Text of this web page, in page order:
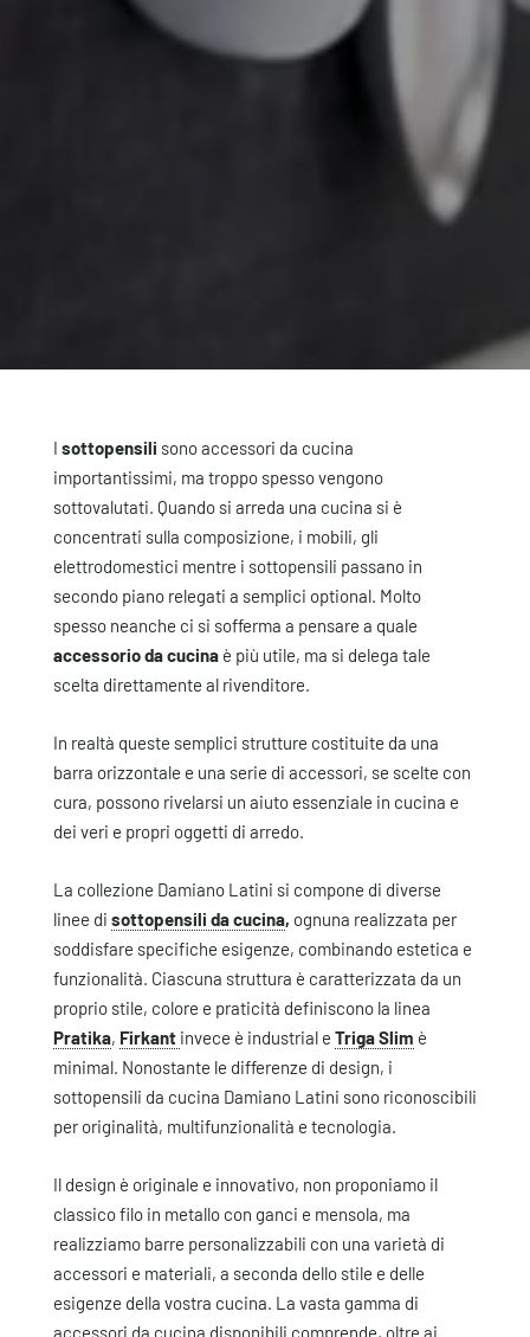
I sottopensili sono accessori da cucina
importantissimi, ma troppo spesso vengono
sottovalutati. Quando si arreda una cucina si è
concentrati sulla composizione, i mobili, gli
elettrodomestici mentre i sottopensili passano in
secondo piano relegati a semplici optional. Molto
spesso neanche ci si sofferma a pensare a quale
accessorio da cucinaè più utile, ma si delega tale
scelta direttamente al rivenditore.
In realtà queste semplici strutture costituite da una
barra orizzontale e una serie di accessori, se scelte con
cura, possono rivelarsi un aiuto essenziale in cucina e
dei veri e propri oggetti di arredo.
La collezione Damiano Latini si compone di diverse
linee di sottopensili da cucina, ognuna realizzata per
soddisfare specifiche esigenze, combinando estetica e
funzionalità. Ciascuna struttura è caratterizzata da un
proprio stile, colore e praticità definiscono la linea
Pratika, Firkant invece è industrial e Triga Slim è
minimal. Nonostante le differenze di design, i
sottopensili da cucina Damiano Latini sono riconoscibili
per originalità, multifunzionalità e tecnologia.
Il design è originale e innovativo, non proponiamo il
classico filo in metallo con ganci e mensola, ma
realizziamo barre personalizzabili con una varietà di
accessori e materiali, a seconda dello stile e delle
esigenze della vostra cucina. La vasta gamma di
accessori da cucina disponibili comprende, oltre ai